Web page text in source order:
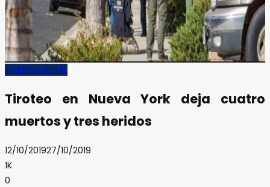
INTERNACIONAL
Tiroteo en Nueva York deja cuatro
muertos y tres heridos
12/10/201927/10/2019
1K
0